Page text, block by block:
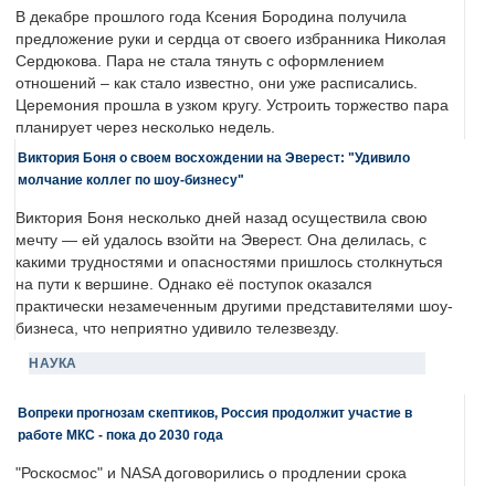
В декабре прошлого года Ксения Бородина получила
предложение руки и сердца от своего избранника Николая
Сердюкова. Пара не стала тянуть с оформлением
отношений – как стало известно, они уже расписались.
Церемония прошла в узком кругу. Устроить торжество пара
планирует через несколько недель.
Виктория Боня о своем восхождении на Эверест: "Удивило
молчание коллег по шоу-бизнесу"
Виктория Боня несколько дней назад осуществила свою
мечту — ей удалось взойти на Эверест. Она делилась, с
какими трудностями и опасностями пришлось столкнуться
на пути к вершине. Однако её поступок оказался
практически незамеченным другими представителями шоу-
бизнеса, что неприятно удивило телезвезду.
НАУКА
Вопреки прогнозам скептиков, Россия продолжит участие в
работе МКС - пока до 2030 года
"Роскосмос" и NASA договорились о продлении срока